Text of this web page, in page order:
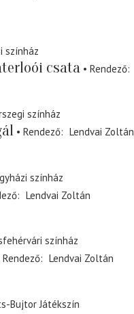
színház
csata Rendező
színház
Rendező
Lendvai Zoltán
színház
Lendvai Zoltán
színház
Rendező
Lendvai Zoltán
Bujtor Játékszín